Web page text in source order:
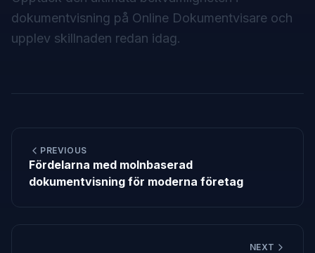
dokumentvisning på Online Dokumentvisare och
upplev skillnaden redan idag.
PREVIOUS
Fördelarna med molnbaserad
dokumentvisning för moderna företag
NEXT